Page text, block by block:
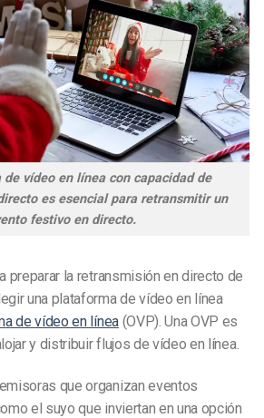
de vídeo en línea con capacidad de
es esencial para retransmitir un
festivo en directo.
preparar la retransmisión en directo de
una plataforma de vídeo en línea
de vídeo en línea(OVP). Una OVP es
y distribuir flujos de vídeo en línea.
que organizan eventos
el suyo que inviertan en una opción